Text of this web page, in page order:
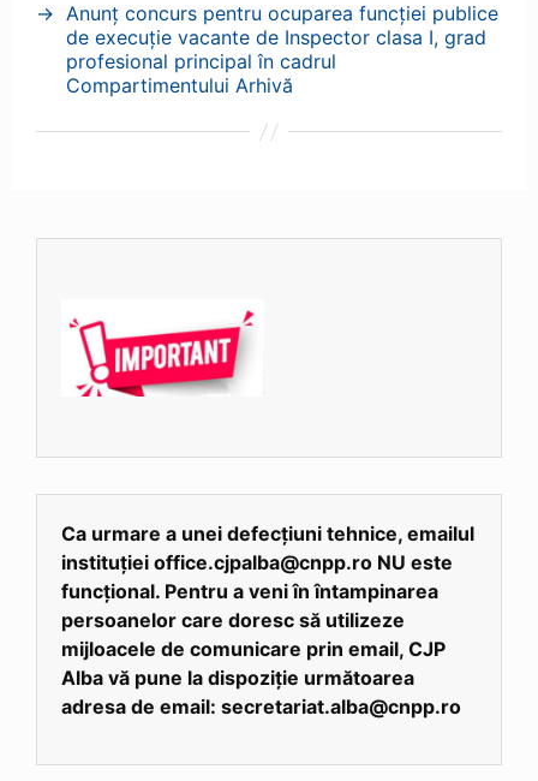
→ Anunț concurs pentru ocuparea funcției publice
de execuție vacante de Inspector clasa I, grad
profesional principal în cadrul
Compartimentului Arhivă
Ca urmare a unei defecțiuni tehnice, emailul
instituției office.cjpalba@cnpp.ro NU este
funcțional. Pentru a veni în întampinarea
persoanelor care doresc să utilizeze
mijloacele de comunicare prin email, CJP
Alba vă pune la dispoziție următoarea
adresa de email: secretariat.alba@cnpp.ro